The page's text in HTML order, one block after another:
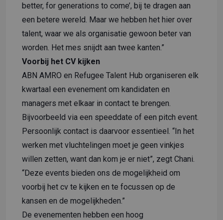
better, for generations to come’, bij te dragen aan
een betere wereld. Maar we hebben het hier over
talent, waar we als organisatie gewoon beter van
worden. Het mes snijdt aan twee kanten.”
Voorbij het CV kijken
ABN AMRO en Refugee Talent Hub organiseren elk
kwartaal een evenement om kandidaten en
managers met elkaar in contact te brengen.
Bijvoorbeeld via een speeddate of een pitch event.
Persoonlijk contact is daarvoor essentieel. “In het
werken met vluchtelingen moet je geen vinkjes
willen zetten, want dan kom je er niet”, zegt Chani.
“Deze events bieden ons de mogelijkheid om
voorbij het cv te kijken en te focussen op de
kansen en de mogelijkheden.”
De evenementen hebben een hoog